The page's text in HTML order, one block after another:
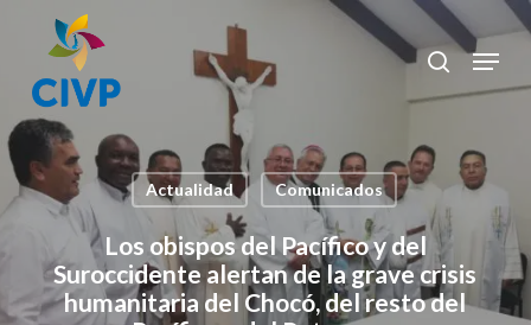
main
content
search
Menu
Actualidad Comunicados
Los obispos del Pacífico y del
Suroccidente alertan de la grave crisis
humanitaria del Chocó, del resto del
Close
Menu